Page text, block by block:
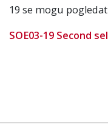
19 se mogu
SOE03-19 Second